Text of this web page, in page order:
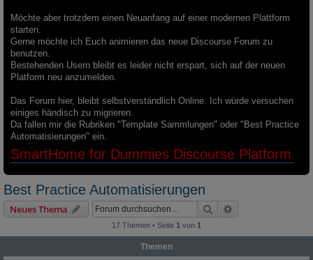
Möchte aber trotzdem einen Neuanfang auf einer modernen Plattform
starten.
Gerne möchte ich Euch animieren das neue Discourse Forum zu
benutzen.
Bestehenden Usern bleibt es leider nicht erspart, sich auf der neuen
Platform neu anzumelden.
Das Forum hier, bleibt selbstverständlich Online. Ich würde versuchen
einiges händisch zu migrieren.
Da fallen mir die Rubriken "Template Sammlungen" oder "Best Practice
Automatisierungen" ein.
SmartHome for Dummies Discourse Platform.
Best Practice Automatisierungen
Neues Thema Suche
17 Themen • Seite 1 von 1
Themen